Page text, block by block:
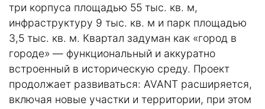
три корпуса площадью 55 тыс. кв. м,
инфраструктуру 9 тыс. кв. м и парк площадью
3,5 тыс. кв. м. Квартал задуман как «город в
городе» — функциональный и аккуратно
встроенный в историческую среду. Проект
продолжает развиваться: AVANT расширяется,
включая новые участки и территории, при этом